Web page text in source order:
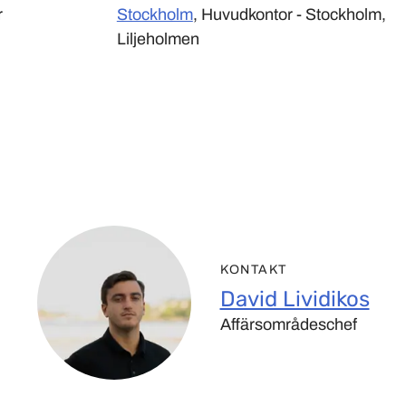
Stockholm, Huvudkontor - Stockholm,
Liljeholmen
KONTAKT
David Lividikos
Affärsområdeschef